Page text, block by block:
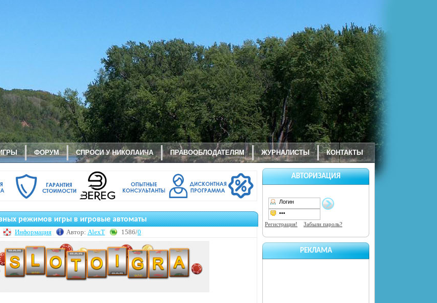
ФОРУМ СПРОСИ У НИКОЛАИЧА ПРАВООБЛОДАТЕЛЯМ ЖУРНАЛИСТЫ КОНТАКТЫ
АВТОРИЗАЦИЯ
Регистрация! Забыли пароль?
РЕКЛАМА
режимов игры в игровые автоматы
Информация Автор: AlexT 1586/0